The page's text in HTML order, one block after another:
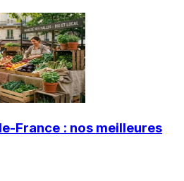
France : nos meilleures